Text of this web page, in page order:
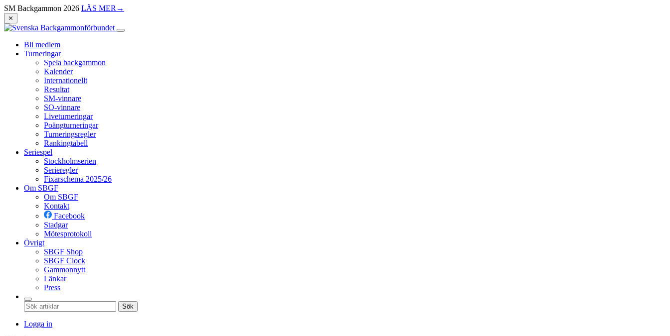
SM Backgammon 2026 LÄS MER →
⨯
Bli medlem
Turneringar
Spela backgammon
Kalender
Internationellt
Resultat
SM-vinnare
SO-vinnare
Liveturneringar
Poängturneringar
Turneringsregler
Rankingtabell
Seriespel
Stockholmserien
Serieregler
Fixarschema 2025/26
Om SBGF
Om SBGF
Kontakt
Facebook
Stadgar
Mötesprotokoll
Övrigt
SBGF Shop
SBGF Clock
Gammonnytt
Länkar
Press
Sök
Logga in